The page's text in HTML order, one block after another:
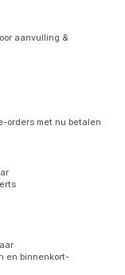
aanvulling &
orders met nu betalen
en binnenkort-